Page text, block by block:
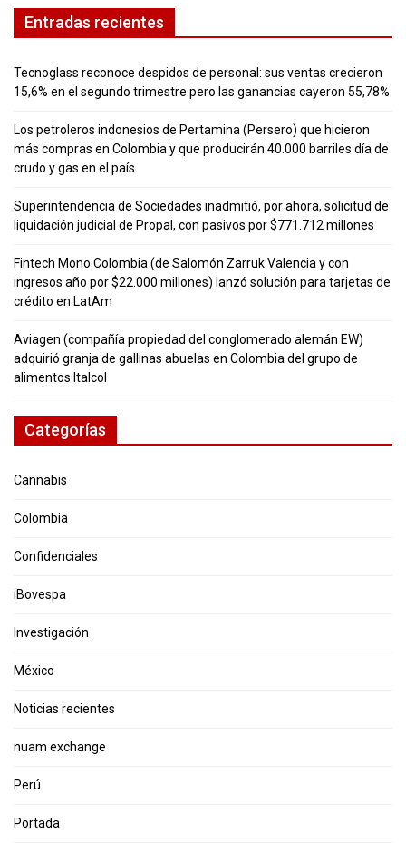
Entradas recientes
Tecnoglass reconoce despidos de personal: sus ventas crecieron
15,6% en el segundo trimestre pero las ganancias cayeron 55,78%
Los petroleros indonesios de Pertamina (Persero) que hicieron
más compras en Colombia y que producirán 40.000 barriles día de
crudo y gas en el país
Superintendencia de Sociedades inadmitió, por ahora, solicitud de
liquidación judicial de Propal, con pasivos por $771.712 millones
Fintech Mono Colombia (de Salomón Zarruk Valencia y con
ingresos año por $22.000 millones) lanzó solución para tarjetas de
crédito en LatAm
Aviagen (compañía propiedad del conglomerado alemán EW)
adquirió granja de gallinas abuelas en Colombia del grupo de
alimentos Italcol
Categorías
Cannabis
Colombia
Confidenciales
iBovespa
Investigación
México
Noticias recientes
nuam exchange
Perú
Portada